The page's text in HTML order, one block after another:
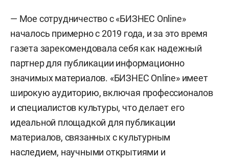
— Мое сотрудничество с «БИЗНЕС Online»
началось примерно с 2019 года, и за это время
газета зарекомендовала себя как надежный
партнер для публикации информационно
значимых материалов. «БИЗНЕС Online» имеет
широкую аудиторию, включая профессионалов
и специалистов культуры, что делает его
идеальной площадкой для публикации
материалов, связанных с культурным
наследием, научными открытиями и